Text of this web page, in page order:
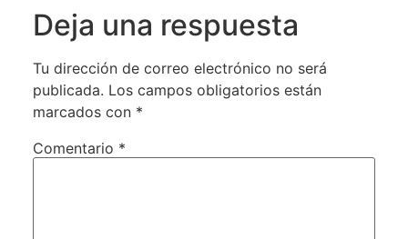
Deja una respuesta
Tu dirección de correo electrónico no será
publicada. Los campos obligatorios están
marcados con *
Comentario *